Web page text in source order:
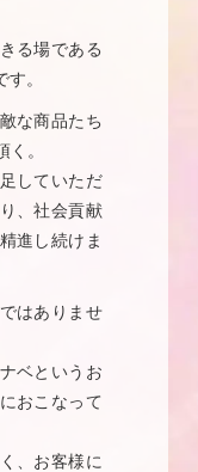
る場である
。
な商品たち
。
していただ
、社会貢献
進し続けま
はありませ
ベというお
おこなって
、お客様に